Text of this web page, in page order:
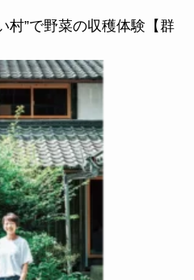
村”で野菜の収穫体験【群